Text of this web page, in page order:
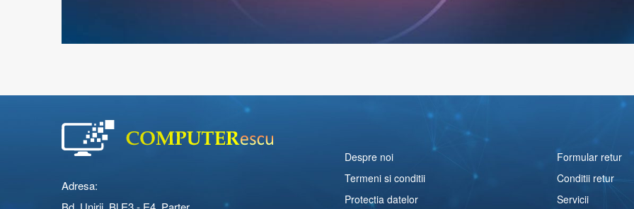
Adresa:
Despre noi
Termeni si conditii
Protectia datelor
Formular retur
Conditii retur
Servicii